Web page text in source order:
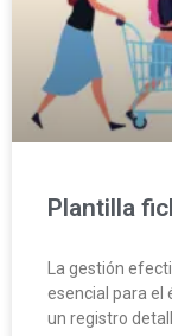
Plantilla
La gestión
esencial para el
un registro